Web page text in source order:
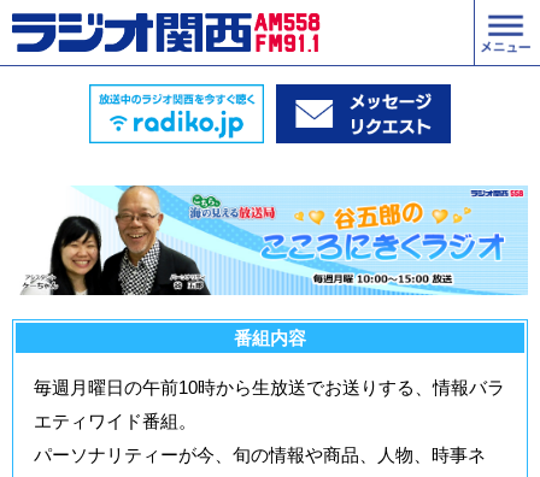
番組内容
毎週月曜日の午前10時から生放送でお送りする、情報バラ
エティワイド番組。
パーソナリティーが今、旬の情報や商品、人物、時事ネ